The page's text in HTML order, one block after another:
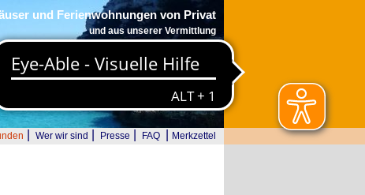
und Ferienwohnungen von Privat
und aus unserer Vermittlung
Wer wir sind Presse FAQ Merkzettel